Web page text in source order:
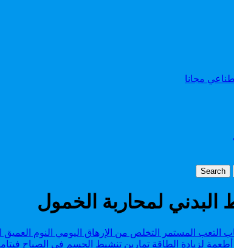
مجانا
البدني لمحاربة الخمول